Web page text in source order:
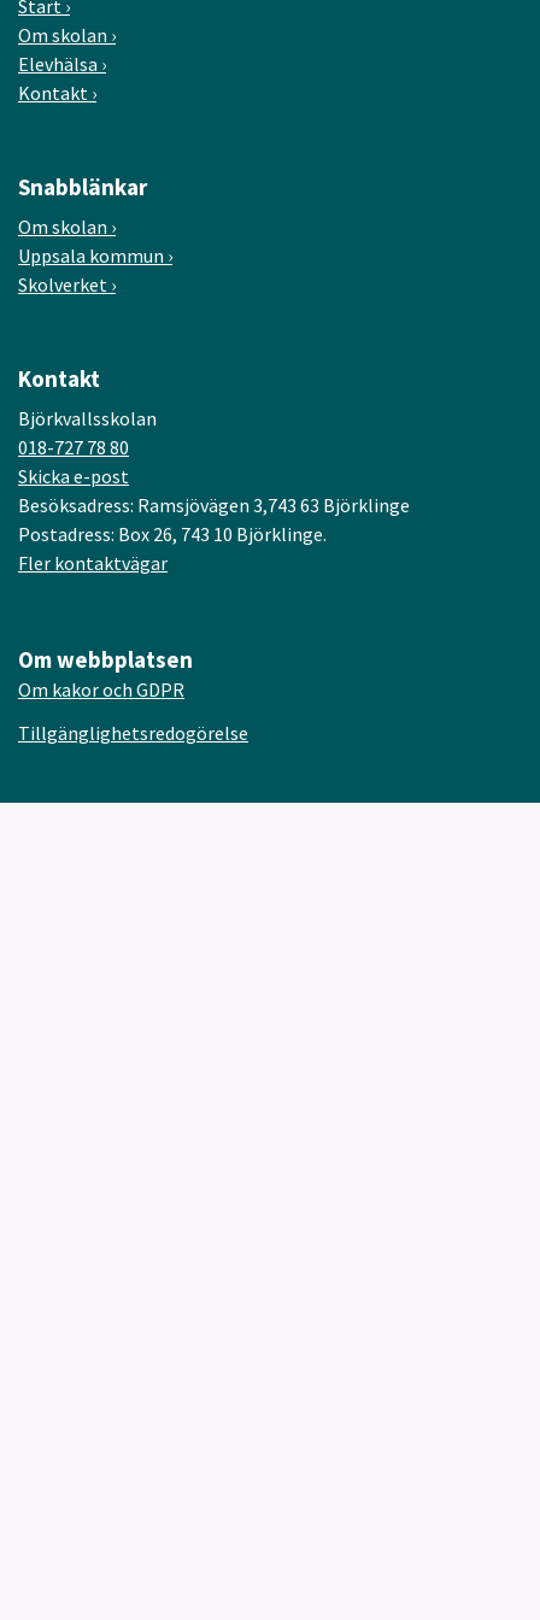
Start
Om skolan
Elevhälsa
Kontakt
Snabblänkar
Om skolan
Uppsala kommun
Skolverket
Kontakt
Björkvallsskolan
018-727 78 80
Skicka e-post
Besöksadress: Ramsjövägen 3,743 63 Björklinge
Postadress: Box 26, 743 10 Björklinge.
Fler kontaktvägar
Om webbplatsen
Om kakor och GDPR
Tillgänglighetsredogörelse